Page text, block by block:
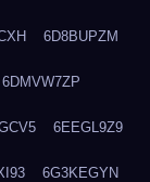
6D8BUPZM
6DMVW7ZP
6EEGL9Z9
6G3KEGYN